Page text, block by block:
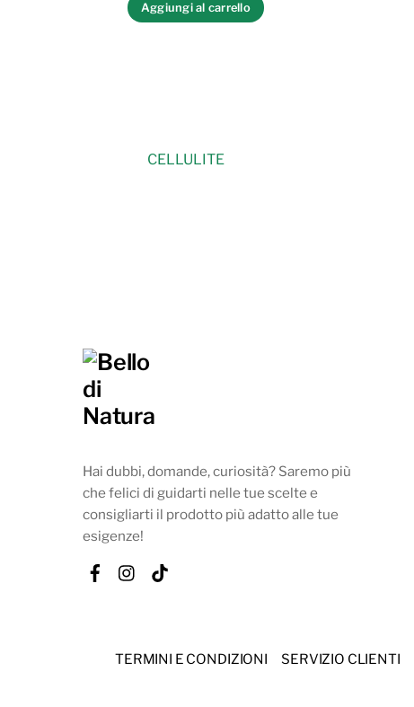
Aggiungi al carrello
CELLULITE
Hai dubbi, domande, curiosità? Saremo più
che felici di guidarti nelle tue scelte e
consigliarti il prodotto più adatto alle tue
esigenze!
FacebookInstagram
TERMINI E CONDIZIONI SERVIZIO CLIENTI